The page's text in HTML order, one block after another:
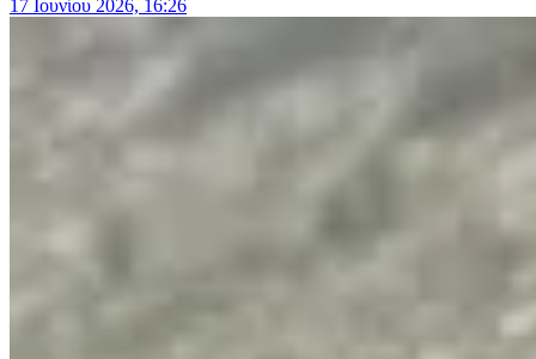
17 Ιουνίου 2026, 16:26